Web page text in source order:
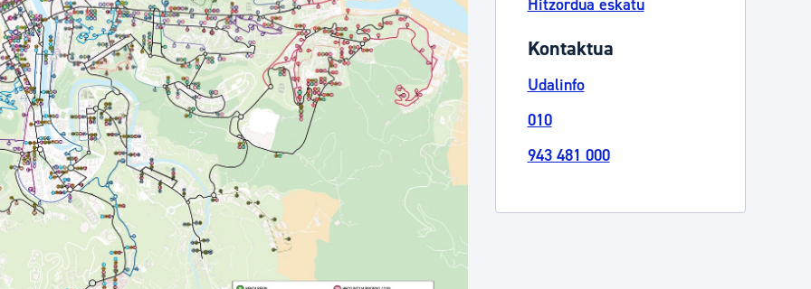
Turismoa
Udal administrazioa
Iragarki ofizialen taula
Egutegi fiskala
Gardentasun ataria
Izapideen katalogoa
Hitzordua eskatu
Kontaktua
Udalinfo
010
943 481 000